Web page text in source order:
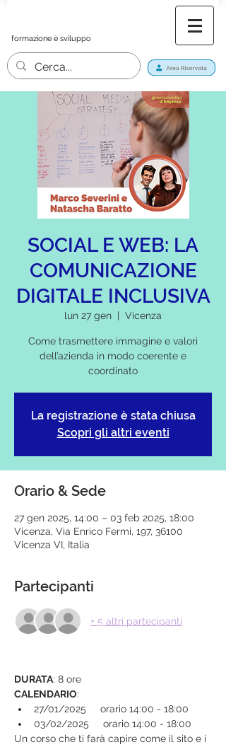
formazione è sviluppo
SOCIAL E WEB: LA
COMUNICAZIONE
DIGITALE INCLUSIVA
lun 27 gen Vicenza
Come trasmettere immagine e valori
dell’azienda in modo coerente e
coordinato
La registrazione è stata chiusa
Scopri gli altri eventi
Orario & Sede
27 gen 2025, 14:00 – 03 feb 2025, 18:00
Vicenza, Via Enrico Fermi, 197, 36100
Vicenza VI, Italia
Partecipanti
+ 5 altri partecipanti
DURATA: 8 ore
CALENDARIO:
27/01/2025     orario 14:00 - 18:00
03/02/2025     orario 14:00 - 18:00
Un corso che ti farà capire come il sito e i